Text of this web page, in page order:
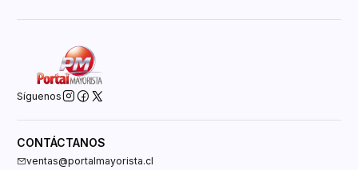
Síguenos
CONTÁCTANOS
ventas@portalmayorista.cl